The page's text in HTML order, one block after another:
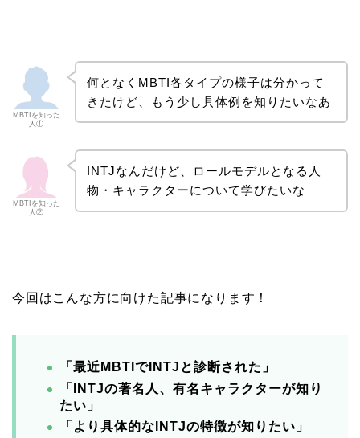
MBTIを知った
人①
何となくMBTI各タイプの様子は分かって
きたけど、もう少し具体例を知りたいなあ
MBTIを知った
人②
INTJなんだけど、ロールモデルとなる人
物・キャラクターについて学びたいな
今回はこんな方に向けた記事になります！
「最近MBTIでINTJと診断された」
「INTJの著名人、有名キャラクターが知り
たい」
「より具体的なINTJの特徴が知りたい」